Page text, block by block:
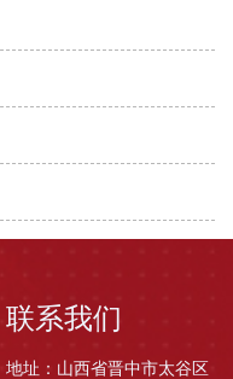
联系我们
地址：山西省晋中市太谷区